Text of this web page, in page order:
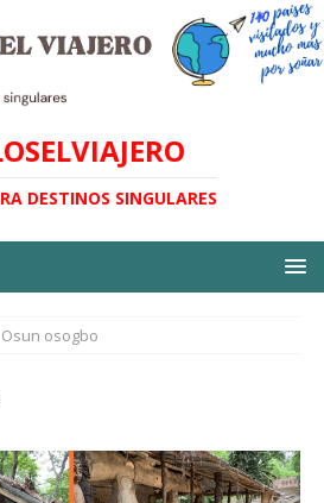
DESTINOS SINGULARES
Osun osogbo